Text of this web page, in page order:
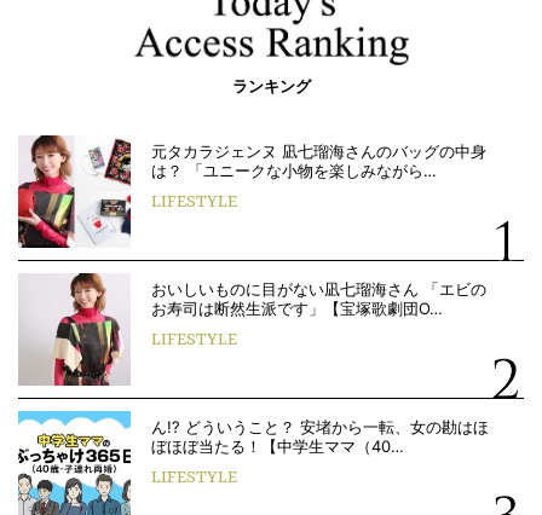
ランキング
元タカラジェンヌ 凪七瑠海さんのバッグの中身
は？ 「ユニークな小物を楽しみながら…
LIFESTYLE
おいしいものに目がない凪七瑠海さん 「エビの
お寿司は断然生派です」【宝塚歌劇団O…
LIFESTYLE
ん!? どういうこと？ 安堵から一転、女の勘はほ
ぼほぼ当たる！【中学生ママ（40…
LIFESTYLE